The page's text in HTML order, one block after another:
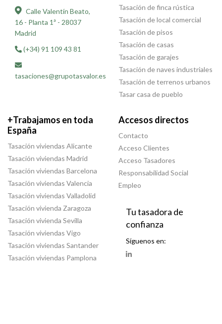
Calle Valentín Beato,
16 - Planta 1ª - 28037
Madrid
(+34) 91 109 43 81
tasaciones@grupotasvalor.es
Tasación de finca rústica
Tasación de local comercial
Tasación de pisos
Tasación de casas
Tasación de garajes
Tasación de naves industriales
Tasación de terrenos urbanos
Tasar casa de pueblo
+Trabajamos en toda
España
Tasación viviendas Alicante
Tasación viviendas Madrid
Tasación viviendas Barcelona
Tasación viviendas Valencia
Tasación viviendas Valladolid
Tasación vivienda Zaragoza
Tasación vivienda Sevilla
Tasación viviendas Vigo
Tasación viviendas Santander
Tasación viviendas Pamplona
Accesos directos
Contacto
Acceso Clientes
Acceso Tasadores
Responsabilidad Social
Empleo
Tu tasadora de
confianza
Síguenos en:
LinkedIn